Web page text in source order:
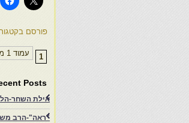
פורסם
עמוד 1 מתוך 1 1
Posts
אילת השחר-
"ראה"-הרב